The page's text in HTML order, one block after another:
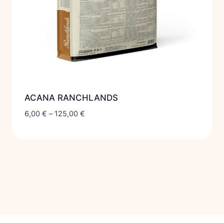
ACANA RANCHLANDS
6,00 € – 125,00 €